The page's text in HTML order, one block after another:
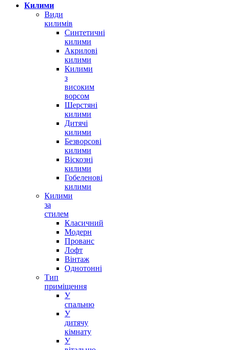
Килими
Види
килимів
Синтетичні
килими
Акрилові
килими
Килими
з
високим
ворсом
Шерстяні
килими
Дитячі
килими
Безворсові
килими
Віскозні
килими
Гобеленові
килими
Килими
за
стилем
Класичний
Модерн
Прованс
Лофт
Вінтаж
Однотонні
Тип
приміщення
У
спальню
У
дитячу
кімнату
У